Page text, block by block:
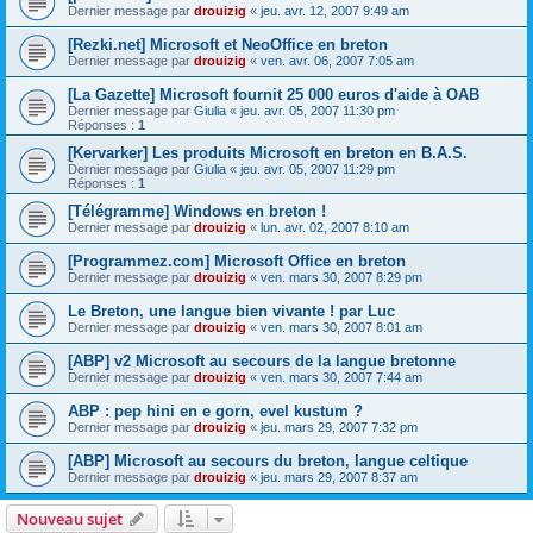
Dernier message par drouizig « jeu. avr. 12, 2007 9:49 am
[Rezki.net] Microsoft et NeoOffice en breton
Dernier message par drouizig « ven. avr. 06, 2007 7:05 am
[La Gazette] Microsoft fournit 25 000 euros d'aide à OAB
Dernier message par Giulia « jeu. avr. 05, 2007 11:30 pm
Réponses : 1
[Kervarker] Les produits Microsoft en breton en B.A.S.
Dernier message par Giulia « jeu. avr. 05, 2007 11:29 pm
Réponses : 1
[Télégramme] Windows en breton !
Dernier message par drouizig « lun. avr. 02, 2007 8:10 am
[Programmez.com] Microsoft Office en breton
Dernier message par drouizig « ven. mars 30, 2007 8:29 pm
Le Breton, une langue bien vivante ! par Luc
Dernier message par drouizig « ven. mars 30, 2007 8:01 am
[ABP] v2 Microsoft au secours de la langue bretonne
Dernier message par drouizig « ven. mars 30, 2007 7:44 am
ABP : pep hini en e gorn, evel kustum ?
Dernier message par drouizig « jeu. mars 29, 2007 7:32 pm
[ABP] Microsoft au secours du breton, langue celtique
Dernier message par drouizig « jeu. mars 29, 2007 8:37 am
Nouveau sujet